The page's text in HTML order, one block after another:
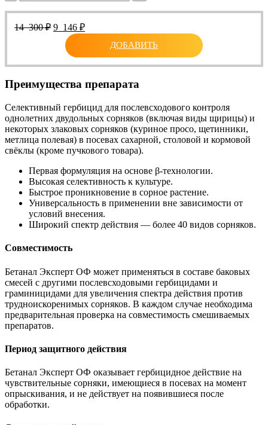
14 300₽ Первоначальная
цена
составляла
300 ₽.
9 146 ₽Текущая
цена:
146 ₽.
ДОБАВИТЬ
Преимущества препарата
Селективный гербицид для послевсходового контроля
однолетних двудольных сорняков (включая виды щирицы) и
некоторых злаковых сорняков (куриное просо, щетинники,
метлица полевая) в посевах сахарной, столовой и кормовой
свёклы (кроме пучкового товара).
Первая формуляция на основе β-технологии.
Высокая селективность к культуре.
Быстрое проникновение в сорное растение.
Универсальность в применении вне зависимости от
условий внесения.
Широкий спектр действия — более 40 видов сорняков.
Совместимость
Бетанал Эксперт ОФ может применяться в составе баковых
смесей с другими послевсходовыми гербицидами и
граминицидами для увеличения спектра действия против
трудноискоренимых сорняков. В каждом случае необходима
предварительная проверка на совместимость смешиваемых
препаратов.
Период защитного действия
Бетанал Эксперт ОФ оказывает гербицидное действие на
чувствительные сорняки, имеющиеся в посевах на момент
опрыскивания, и не действует на появившиеся после
обработки.